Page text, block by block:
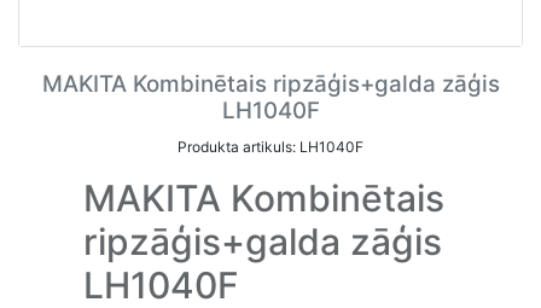
MAKITA Kombinētais ripzāģis+galda zāģis
LH1040F
Produkta artikuls: LH1040F
MAKITA Kombinētais
ripzāģis+galda zāģis
LH1040F